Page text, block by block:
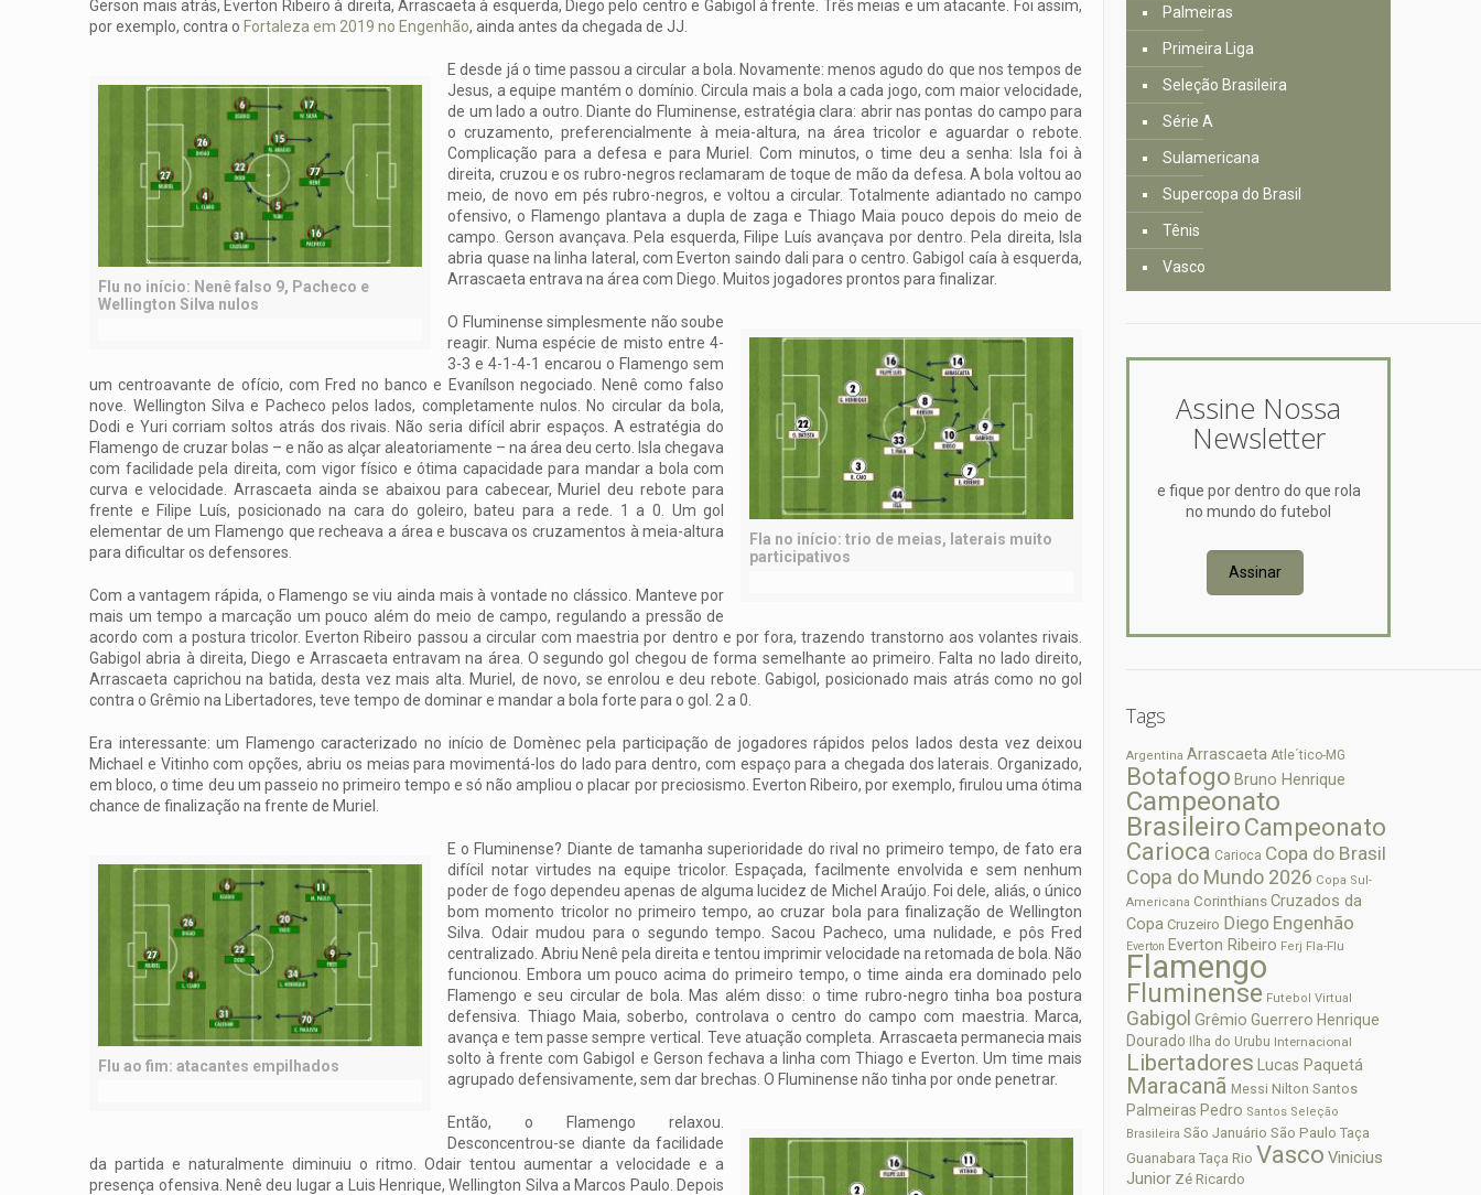
Gerson mais atrás, Everton Ribeiro à direita, Arrascaeta à esquerda, Diego pelo centro e Gabigol à frente. Três meias e um atacante. Foi assim,
por exemplo, contra o Fortaleza em 2019 no Engenhão, ainda antes da chegada de JJ.
Flu no início: Nenê falso 9, Pacheco e
Wellington Silva nulos
E desde já o time passou a circular a bola. Novamente: menos agudo do que nos tempos de
Jesus, a equipe mantém o domínio. Circula mais a bola a cada jogo, com maior velocidade,
de um lado a outro. Diante do Fluminense, estratégia clara: abrir nas pontas do campo para
o cruzamento, preferencialmente à meia-altura, na área tricolor e aguardar o rebote.
Complicação para a defesa e para Muriel. Com minutos, o time deu a senha: Isla foi à
direita, cruzou e os rubro-negros reclamaram de toque de mão da defesa. A bola voltou ao
meio, de novo em pés rubro-negros, e voltou a circular. Totalmente adiantado no campo
ofensivo, o Flamengo plantava a dupla de zaga e Thiago Maia pouco depois do meio de
campo. Gerson avançava. Pela esquerda, Filipe Luís avançava por dentro. Pela direita, Isla
abria quase na linha lateral, com Everton saindo dali para o centro. Gabigol caía à esquerda,
Arrascaeta entrava na área com Diego. Muitos jogadores prontos para finalizar.
Fla no início: trio de meias, laterais muito
participativos
O Fluminense simplesmente não soube
reagir. Numa espécie de misto entre 4-
3-3 e 4-1-4-1 encarou o Flamengo sem
um centroavante de ofício, com Fred no banco e Evanílson negociado. Nenê como falso
nove. Wellington Silva e Pacheco pelos lados, completamente nulos. No circular da bola,
Dodi e Yuri corriam soltos atrás dos rivais. Não seria difícil abrir espaços. A estratégia do
Flamengo de cruzar bolas – e não as alçar aleatoriamente – na área deu certo. Isla chegava
com facilidade pela direita, com vigor físico e ótima capacidade para mandar a bola com
curva e velocidade. Arrascaeta ainda se abaixou para cabecear, Muriel deu rebote para
frente e Filipe Luís, posicionado na cara do goleiro, bateu para a rede. 1 a 0. Um gol
elementar de um Flamengo que recheava a área e buscava os cruzamentos à meia-altura
para dificultar os defensores.
Com a vantagem rápida, o Flamengo se viu ainda mais à vontade no clássico. Manteve por
mais um tempo a marcação um pouco além do meio de campo, regulando a pressão de
acordo com a postura tricolor. Everton Ribeiro passou a circular com maestria por dentro e por fora, trazendo transtorno aos volantes rivais.
Gabigol abria à direita, Diego e Arrascaeta entravam na área. O segundo gol chegou de forma semelhante ao primeiro. Falta no lado direito,
Arrascaeta caprichou na batida, desta vez mais alta. Muriel, de novo, se enrolou e deu rebote. Gabigol, posicionado mais atrás como no gol
contra o Grêmio na Libertadores, teve tempo de dominar e mandar a bola forte para o gol. 2 a 0.
Era interessante: um Flamengo caracterizado no início de Domènec pela participação de jogadores rápidos pelos lados desta vez deixou
Michael e Vitinho com opções, abriu os meias para movimentá-los do lado para dentro, com espaço para a chegada dos laterais. Organizado,
em bloco, o time deu um passeio no primeiro tempo e só não ampliou o placar por preciosismo. Everton Ribeiro, por exemplo, firulou uma ótima
chance de finalização na frente de Muriel.
Flu ao fim: atacantes empilhados
E o Fluminense? Diante de tamanha superioridade do rival no primeiro tempo, de fato era
difícil notar virtudes na equipe tricolor. Espaçada, facilmente envolvida e sem nenhum
poder de fogo dependeu apenas de alguma lucidez de Michel Araújo. Foi dele, aliás, o único
bom momento tricolor no primeiro tempo, ao cruzar bola para finalização de Wellington
Silva. Odair mudou para o segundo tempo. Sacou Pacheco, uma nulidade, e pôs Fred
centralizado. Abriu Nenê pela direita e tentou imprimir velocidade na retomada de bola. Não
funcionou. Embora um pouco acima do primeiro tempo, o time ainda era dominado pelo
Flamengo e seu circular de bola. Mas além disso: o time rubro-negro tinha boa postura
defensiva. Thiago Maia, soberbo, controlava o centro do campo com maestria. Marca,
avança e tem passe sempre vertical. Teve atuação completa. Arrascaeta permanecia mais
solto à frente com Gabigol e Gerson fechava a linha com Thiago e Everton. Um time mais
agrupado defensivamente, sem dar brechas. O Fluminense não tinha por onde penetrar.
Então, o Flamengo relaxou.
Desconcentrou-se diante da facilidade
da partida e naturalmente diminuiu o ritmo. Odair tentou aumentar a velocidade e a
presença ofensiva. Nenê deu lugar a Luis Henrique, Wellington Silva a Marcos Paulo. Depois
Palmeiras
Primeira Liga
Seleção Brasileira
Série A
Sulamericana
Supercopa do Brasil
Tênis
Vasco
Assine Nossa
Newsletter
e fique por dentro do que rola
no mundo do futebol
Assinar
Tags
Argentina Arrascaeta Atle´tico-MG
Botafogo Bruno Henrique
Campeonato
Brasileiro Campeonato
Carioca Carioca Copa do Brasil
Copa do Mundo 2026 Copa Sul-
Americana Corinthians Cruzados da
Copa Cruzeiro Diego Engenhão
Everton Everton Ribeiro Ferj Fla-Flu
Flamengo
Fluminense Futebol Virtual
Gabigol Grêmio Guerrero Henrique
Dourado Ilha do Urubu Internacional
Libertadores Lucas Paquetá
Maracanã Messi Nilton Santos
Palmeiras Pedro Santos Seleção
Brasileira São Januário São Paulo Taça
Guanabara Taça Rio Vasco Vinicius
Junior Zé Ricardo